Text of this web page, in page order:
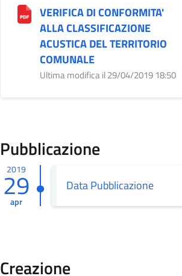
VERIFICA DI CONFORMITA'
ALLA CLASSIFICAZIONE
ACUSTICA DEL TERRITORIO
COMUNALE
Ultima modifica il 29/04/2019 18:50
Pubblicazione
2019
29
apr
Data Pubblicazione
Creazione